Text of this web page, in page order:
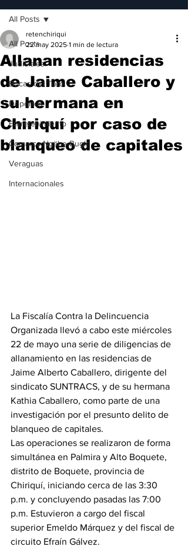
All Posts
Judiciales
Bocas del Toro
Deportes
Entretenimiento
Comarca Ngäbe-Buglé
Veraguas
Internacionales
All Posts
Allanan residencias
de Jaime Caballero y
su hermana en
Chiriquí por caso de
blanqueo de capitales
retenchiriqui
22 may 2025 1 min de lectura
La Fiscalía Contra la Delincuencia
Organizada llevó a cabo este miércoles
22 de mayo una serie de diligencias de
allanamiento en las residencias de
Jaime Alberto Caballero, dirigente del
sindicato SUNTRACS, y de su hermana
Kathia Caballero, como parte de una
investigación por el presunto delito de
blanqueo de capitales.
Las operaciones se realizaron de forma
simultánea en Palmira y Alto Boquete,
distrito de Boquete, provincia de
Chiriquí, iniciando cerca de las 3:30
p.m. y concluyendo pasadas las 7:00
p.m. Estuvieron a cargo del fiscal
superior Emeldo Márquez y del fiscal de
circuito Efraín Gálvez.